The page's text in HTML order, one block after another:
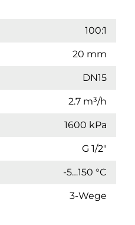
100:1
20 mm
DN15
2.7 m³/h
1600 kPa
G 1/2"
-5…150 °C
3-Wege